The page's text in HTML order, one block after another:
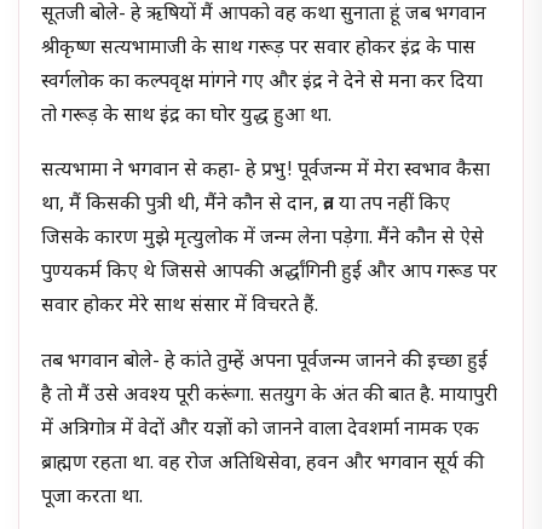
सूतजी बोले- हे ऋषियों मैं आपको वह कथा सुनाता हूं जब भगवान
श्रीकृष्ण सत्यभामाजी के साथ गरूड़ पर सवार होकर इंद्र के पास
स्वर्गलोक का कल्पवृक्ष मांगने गए और इंद्र ने देने से मना कर दिया
तो गरूड़ के साथ इंद्र का घोर युद्ध हुआ था.
सत्यभामा ने भगवान से कहा- हे प्रभु! पूर्वजन्म में मेरा स्वभाव कैसा
था, मैं किसकी पुत्री थी, मैंने कौन से दान, व्रत या तप नहीं किए
जिसके कारण मुझे मृत्युलोक में जन्म लेना पड़ेगा. मैंने कौन से ऐसे
पुण्यकर्म किए थे जिससे आपकी अर्द्धांगिनी हुई और आप गरूड पर
सवार होकर मेरे साथ संसार में विचरते हैं.
तब भगवान बोले- हे कांते तुम्हें अपना पूर्वजन्म जानने की इच्छा हुई
है तो मैं उसे अवश्य पूरी करूंगा. सतयुग के अंत की बात है. मायापुरी
में अत्रिगोत्र में वेदों और यज्ञों को जानने वाला देवशर्मा नामक एक
ब्राह्मण रहता था. वह रोज अतिथिसेवा, हवन और भगवान सूर्य की
पूजा करता था.